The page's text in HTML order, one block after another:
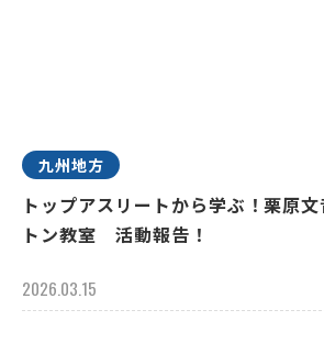
九州地方
トップアスリートから学ぶ！栗原
トン教室 活動報告！
2026.03.15